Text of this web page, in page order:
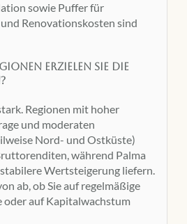
sowie Puffer für
Renovationskosten sind
erzielen Sie die
Regionen mit hoher
und moderaten
Nord- und Ostküste)
während Palma
Wertsteigerung liefern.
ab, ob Sie auf regelmäßige
oder auf Kapitalwachstum